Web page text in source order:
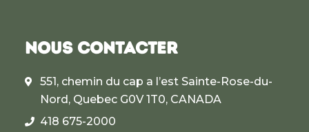
NOUS CONTACTER
551, chemin du cap a l’est Sainte-Rose-du-
Nord, Quebec G0V 1T0, CANADA
418 675-2000